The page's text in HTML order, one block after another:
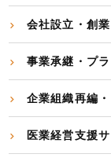
会社設立・創
事業承継・プ
企業組織再編
医業経営支援